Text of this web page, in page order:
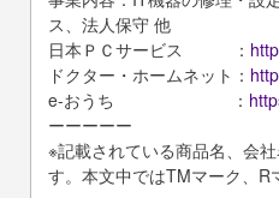
ス、法人保守 他
日本ＰＣサービス ：
ドクター・ホームネット：
e-おうち ：
ーーーーー
※記載されている商品名、会
す。本⽂中ではTMマーク、